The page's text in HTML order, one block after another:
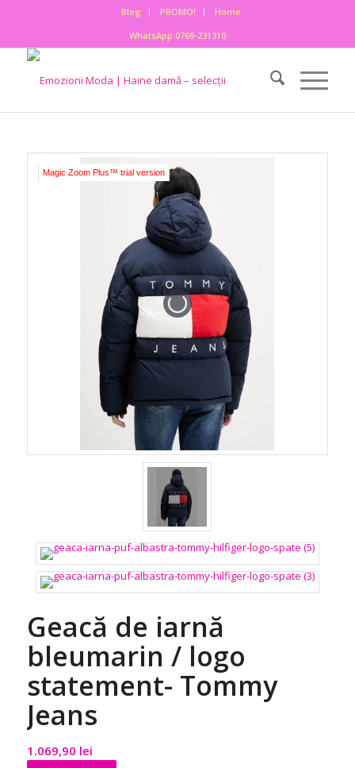
Blog PROMO!
Home
WhatsApp 0769-231310
Magic Zoom Plus™ trial version
Geacă de iarnă
bleumarin / logo
statement- Tommy
Jeans
1.069,90 lei